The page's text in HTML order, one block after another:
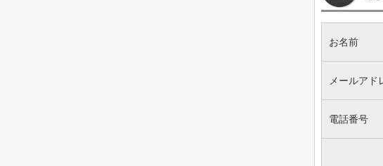
お名前
メールアド
電話番号